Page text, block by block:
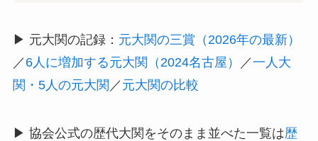
▶ 元大関の記録： 元大関の三賞（2026年の最新）
／ 6人に増加する元大関（2024名古屋） ／一人大
関・5人の元大関 ／ 元大関の比較
▶ 協会公式の歴代大関をそのまま並べた一覧は歴